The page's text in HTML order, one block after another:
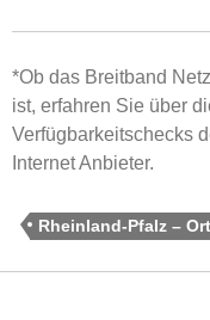
*Ob das Breitband
ist, erfahren Sie über
Verfügbarkeitschecks
Internet Anbieter.
Rheinland-Pfalz –